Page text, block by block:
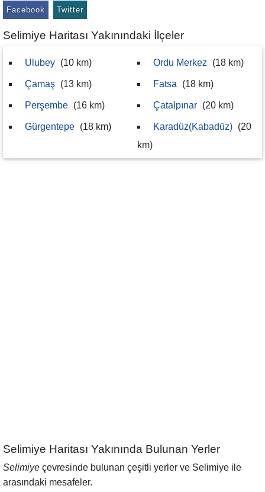
Facebook Twitter
Selimiye Haritası Yakınındaki İlçeler
Ulubey (10 km)
Çamaş (13 km)
Perşembe (16 km)
Gürgentepe (18 km)
Ordu Merkez (18 km)
Fatsa (18 km)
Çatalpınar (20 km)
Karadüz(Kabadüz) (20
km)
Selimiye Haritası Yakınında Bulunan Yerler
Selimiye çevresinde bulunan çeşitli yerler ve Selimiye ile
arasındaki mesafeler.